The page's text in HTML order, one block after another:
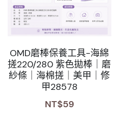
OMD磨棒保養工具-海綿
搓220/280 紫色拋棒｜磨
紗條｜海棉搓｜美甲｜修
甲28578
NT$59